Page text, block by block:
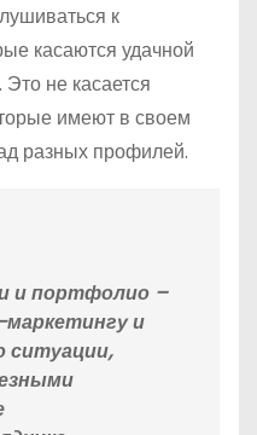
к
касаются удачной
не касается
имеют в своем
разных профилей.
и портфолио –
и